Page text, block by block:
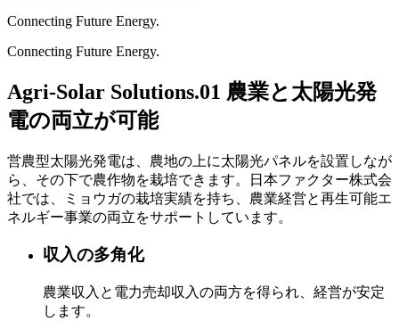
Connecting Future Energy.
Connecting Future Energy.
Agri-Solar Solutions.01 農業と太陽光発
電の両立が可能
営農型太陽光発電は、農地の上に太陽光パネルを設置しなが
ら、その下で農作物を栽培できます。日本ファクター株式会
社では、ミョウガの栽培実績を持ち、農業経営と再生可能エ
ネルギー事業の両立をサポートしています。
収入の多角化
農業収入と電力売却収入の両方を得られ、経営が安定
します。